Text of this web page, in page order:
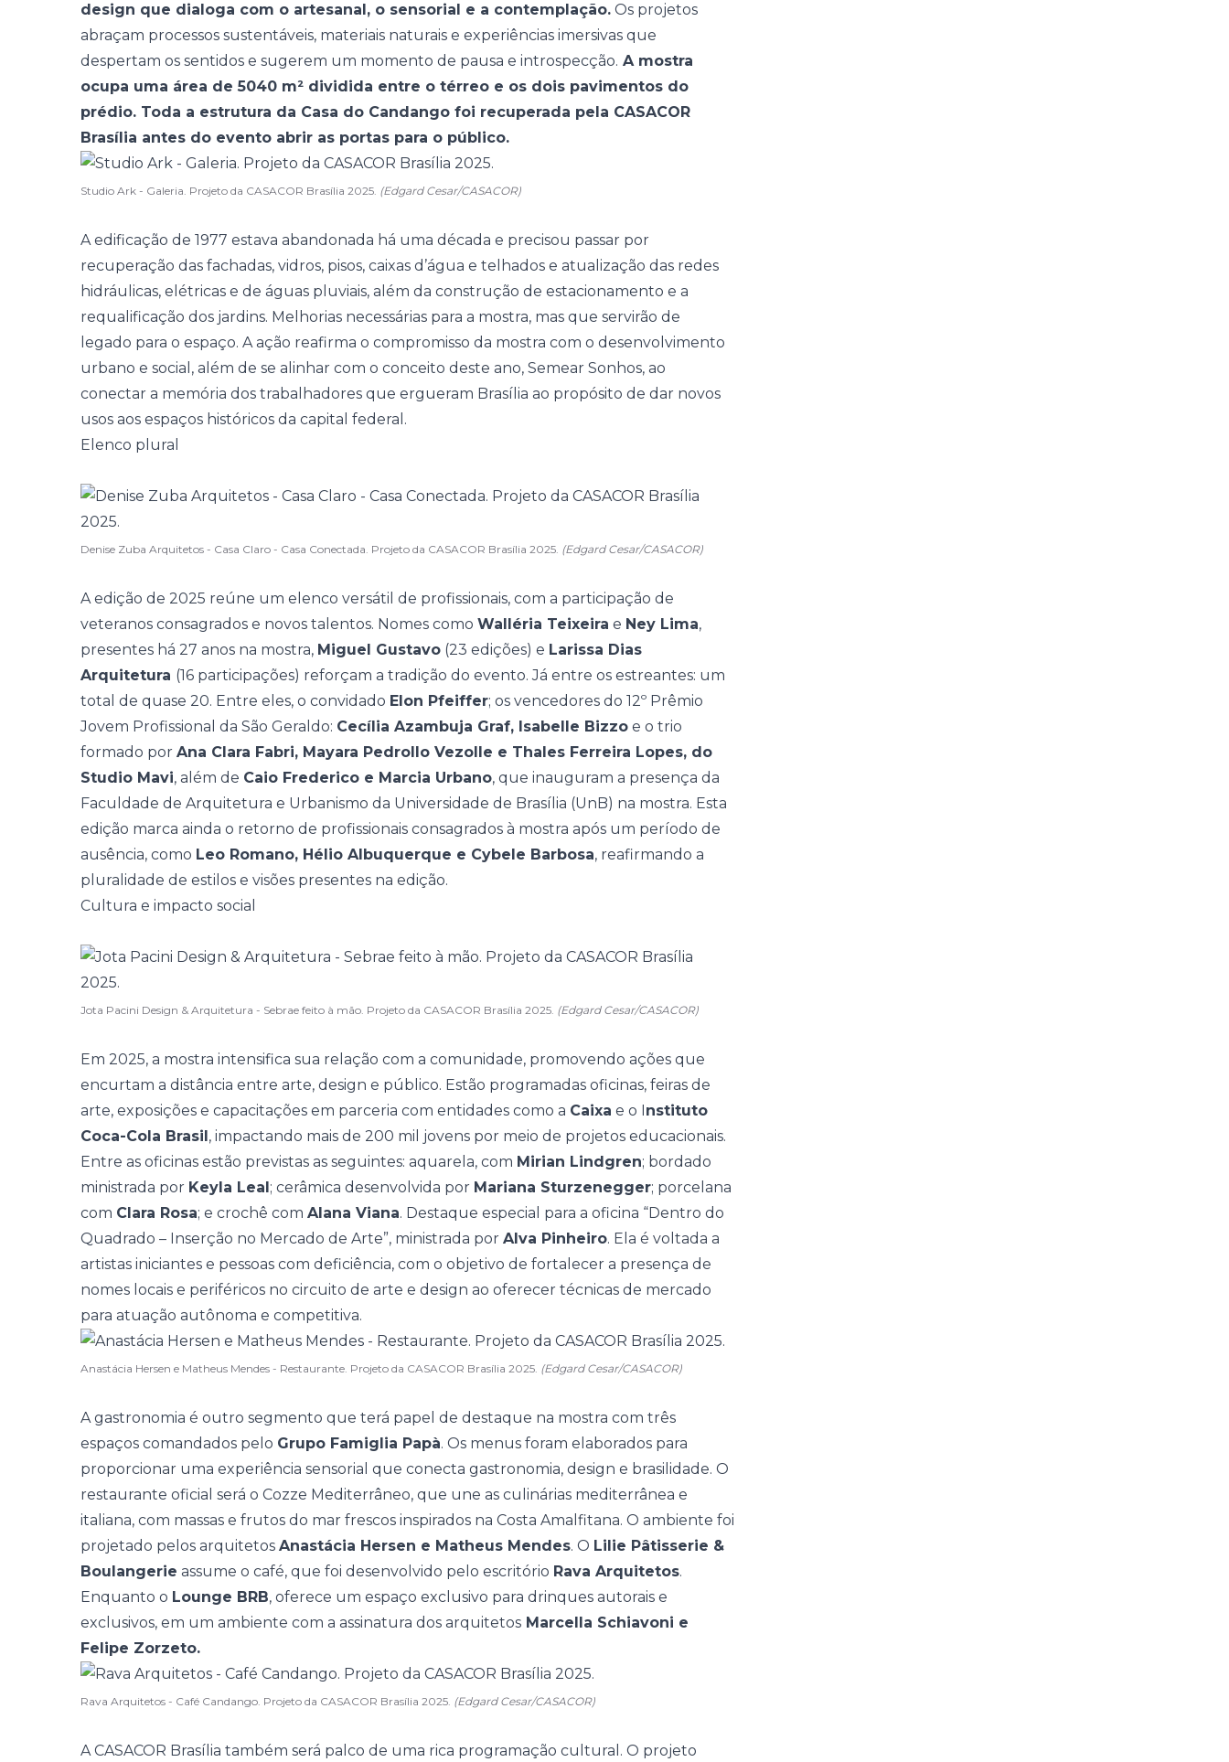
design que dialoga com o artesanal, o sensorial e a contemplação. Os projetos
abraçam processos sustentáveis, materiais naturais e experiências imersivas que
despertam os sentidos e sugerem um momento de pausa e introspecção. A mostra
ocupa uma área de 5040 m² dividida entre o térreo e os dois pavimentos do
prédio. Toda a estrutura da Casa do Candango foi recuperada pela CASACOR
Brasília antes do evento abrir as portas para o público.
Studio Ark - Galeria. Projeto da CASACOR Brasília 2025. (Edgard Cesar/CASACOR)
A edificação de 1977 estava abandonada há uma década e precisou passar por
recuperação das fachadas, vidros, pisos, caixas d’água e telhados e atualização das redes
hidráulicas, elétricas e de águas pluviais, além da construção de estacionamento e a
requalificação dos jardins. Melhorias necessárias para a mostra, mas que servirão de
legado para o espaço. A ação reafirma o compromisso da mostra com o desenvolvimento
urbano e social, além de se alinhar com o conceito deste ano, Semear Sonhos, ao
conectar a memória dos trabalhadores que ergueram Brasília ao propósito de dar novos
usos aos espaços históricos da capital federal.
Elenco plural
Denise Zuba Arquitetos - Casa Claro - Casa Conectada. Projeto da CASACOR Brasília 2025. (Edgard Cesar/CASACOR)
A edição de 2025 reúne um elenco versátil de profissionais, com a participação de
veteranos consagrados e novos talentos. Nomes como Walléria Teixeira e Ney Lima,
presentes há 27 anos na mostra, Miguel Gustavo (23 edições) e Larissa Dias
Arquitetura (16 participações) reforçam a tradição do evento. Já entre os estreantes: um
total de quase 20. Entre eles, o convidado Elon Pfeiffer; os vencedores do 12º Prêmio
Jovem Profissional da São Geraldo: Cecília Azambuja Graf, Isabelle Bizzo e o trio
formado por Ana Clara Fabri, Mayara Pedrollo Vezolle e Thales Ferreira Lopes, do
Studio Mavi, além de Caio Frederico e Marcia Urbano, que inauguram a presença da
Faculdade de Arquitetura e Urbanismo da Universidade de Brasília (UnB) na mostra. Esta
edição marca ainda o retorno de profissionais consagrados à mostra após um período de
ausência, como Leo Romano, Hélio Albuquerque e Cybele Barbosa, reafirmando a
pluralidade de estilos e visões presentes na edição.
Cultura e impacto social
Jota Pacini Design & Arquitetura - Sebrae feito à mão. Projeto da CASACOR Brasília 2025. (Edgard Cesar/CASACOR)
Em 2025, a mostra intensifica sua relação com a comunidade, promovendo ações que
encurtam a distância entre arte, design e público. Estão programadas oficinas, feiras de
arte, exposições e capacitações em parceria com entidades como a Caixa e o Instituto
Coca-Cola Brasil, impactando mais de 200 mil jovens por meio de projetos educacionais.
Entre as oficinas estão previstas as seguintes: aquarela, com Mirian Lindgren; bordado
ministrada por Keyla Leal; cerâmica desenvolvida por Mariana Sturzenegger; porcelana
com Clara Rosa; e crochê com Alana Viana. Destaque especial para a oficina “Dentro do
Quadrado – Inserção no Mercado de Arte”, ministrada por Alva Pinheiro. Ela é voltada a
artistas iniciantes e pessoas com deficiência, com o objetivo de fortalecer a presença de
nomes locais e periféricos no circuito de arte e design ao oferecer técnicas de mercado
para atuação autônoma e competitiva.
Anastácia Hersen e Matheus Mendes - Restaurante. Projeto da CASACOR Brasília 2025. (Edgard Cesar/CASACOR)
A gastronomia é outro segmento que terá papel de destaque na mostra com três
espaços comandados pelo Grupo Famiglia Papà. Os menus foram elaborados para
proporcionar uma experiência sensorial que conecta gastronomia, design e brasilidade. O
restaurante oficial será o Cozze Mediterrâneo, que une as culinárias mediterrânea e
italiana, com massas e frutos do mar frescos inspirados na Costa Amalfitana. O ambiente foi
projetado pelos arquitetos Anastácia Hersen e Matheus Mendes. O Lilie Pâtisserie &
Boulangerie assume o café, que foi desenvolvido pelo escritório Rava Arquitetos.
Enquanto o Lounge BRB, oferece um espaço exclusivo para drinques autorais e
exclusivos, em um ambiente com a assinatura dos arquitetos Marcella Schiavoni e
Felipe Zorzeto.
Rava Arquitetos - Café Candango. Projeto da CASACOR Brasília 2025. (Edgard Cesar/CASACOR)
A CASACOR Brasília também será palco de uma rica programação cultural. O projeto